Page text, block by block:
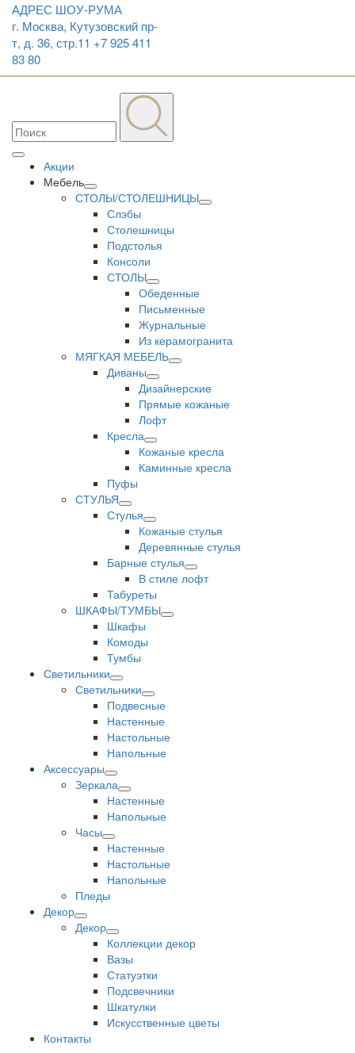
АДРЕС ШОУ-РУМА
г. Москва, Кутузовский пр-
т, д. 36, стр.11 +7 925 411
83 80
Акции
Мебель
СТОЛЫ/СТОЛЕШНИЦЫ
Слэбы
Столешницы
Подстолья
Консоли
СТОЛЫ
Обеденные
Письменные
Журнальные
Из керамогранита
МЯГКАЯ МЕБЕЛЬ
Диваны
Дизайнерские
Прямые кожаные
Лофт
Кресла
Кожаные кресла
Каминные кресла
Пуфы
СТУЛЬЯ
Стулья
Кожаные стулья
Деревянные стулья
Барные стулья
В стиле лофт
Табуреты
ШКАФЫ/ТУМБЫ
Шкафы
Комоды
Тумбы
Светильники
Светильники
Подвесные
Настенные
Настольные
Напольные
Аксессуары
Зеркала
Настенные
Напольные
Часы
Настенные
Настольные
Напольные
Пледы
Декор
Декор
Коллекции декор
Вазы
Статуэтки
Подсвечники
Шкатулки
Искусственные цветы
Контакты